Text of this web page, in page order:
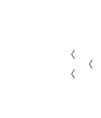
〈
〈
〈